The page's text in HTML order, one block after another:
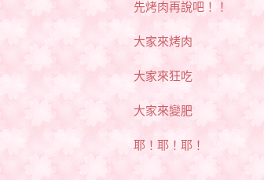
先烤肉再說吧！！
大家來烤肉
大家來狂吃
大家來變肥
耶！耶！耶！